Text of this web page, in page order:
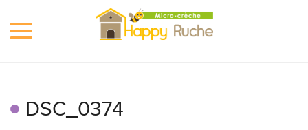
Toggle
DSC_0374